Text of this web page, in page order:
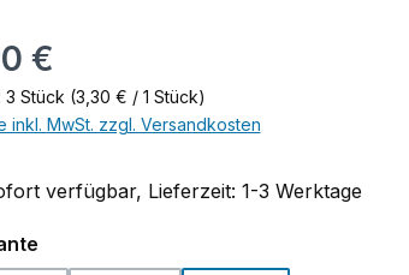
Preis:
€
3 Stück (3,30 € / 1 Stück)
inkl. MwSt. zzgl. Versandkosten
verfügbar, Lieferzeit: 1-3 Werktage
auswählen